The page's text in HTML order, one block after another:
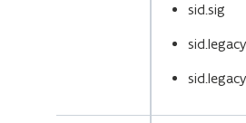
sid.sig
sid.legacy